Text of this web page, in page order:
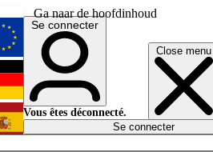
Ga naar de hoofdinhoud
Close menu
English
Deutsch
Español
Se connecter
Vous êtes déconnecté.
Se connecter